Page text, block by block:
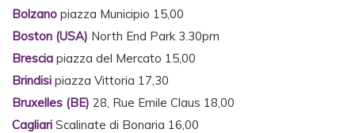
Bolzano piazza Municipio 15,00
Boston (USA) North End Park 3.30pm
Brescia piazza del Mercato 15,00
Brindisi piazza Vittoria 17,30
Bruxelles (BE) 28, Rue Emile Claus 18,00
Cagliari Scalinate di Bonaria 16,00